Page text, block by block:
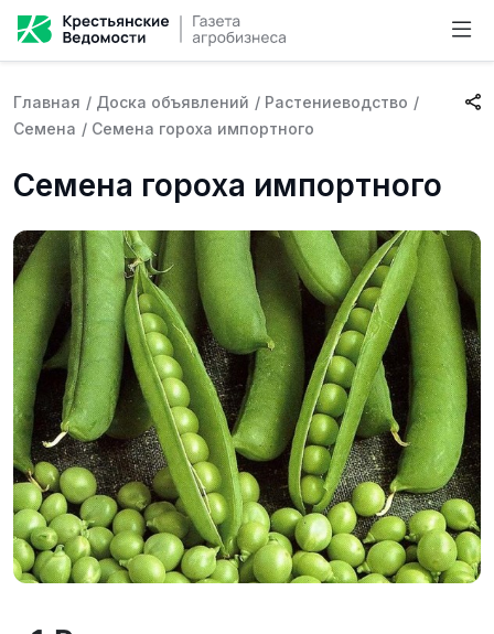
Главная / Доска объявлений / Растениеводство /
Семена / Семена гороха импортного
Семена гороха импортного